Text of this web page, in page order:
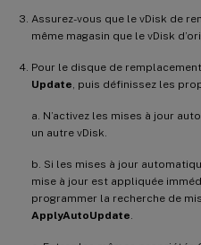
Assurez-vous que le vDisk de
même magasin que le vDisk
Pour le disque de
Update , puis définissez les
a. N’activez les mises à jour
un autre vDisk.
b. Si les mises à jour
mise à jour est appliquée
programmer la recherche de
ApplyAutoUpdate